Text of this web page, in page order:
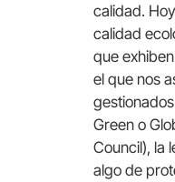
calidad.
calidad
que
el que nos
Green o
Council), la
algo de